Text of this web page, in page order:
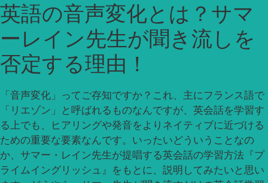
英語の音声変化とは？サマ
ーレイン先生が聞き流しを
否定する理由！
「音声変化」ってご存知ですか？これ、主にフランス語で
「リエゾン」と呼ばれるものなんですが、英会話を学習す
る上でも、ヒアリングや発音をよりネイティブに近づける
ための重要な要素なんです。いったいどういうことなの
か、サマー・レイン先生が提唱する英会話の学習方法『プ
ライムイングリッシュ』をもとに、説明してみたいと思い